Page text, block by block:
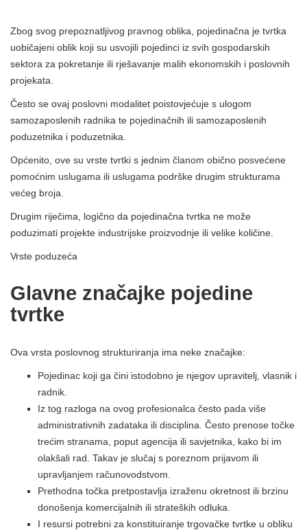
Zbog svog prepoznatljivog pravnog oblika, pojedinačna je tvrtka
uobičajeni oblik koji su usvojili pojedinci iz svih gospodarskih
sektora za pokretanje ili rješavanje malih ekonomskih i poslovnih
projekata.
Često se ovaj poslovni modalitet poistovjećuje s ulogom
samozaposlenih radnika te pojedinačnih ili samozaposlenih
poduzetnika i poduzetnika.
Općenito, ove su vrste tvrtki s jednim članom obično posvećene
pomoćnim uslugama ili uslugama podrške drugim strukturama
većeg broja.
Drugim riječima, logično da pojedinačna tvrtka ne može
poduzimati projekte industrijske proizvodnje ili velike količine.
Vrste poduzeća
Glavne značajke pojedine
tvrtke
Ova vrsta poslovnog strukturiranja ima neke značajke:
Pojedinac koji ga čini istodobno je njegov upravitelj, vlasnik i
radnik.
Iz tog razloga na ovog profesionalca često pada više
administrativnih zadataka ili disciplina. Često prenose točke
trećim stranama, poput agencija ili savjetnika, kako bi im
olakšali rad. Takav je slučaj s poreznom prijavom ili
upravljanjem računovodstvom.
Prethodna točka pretpostavlja izraženu okretnost ili brzinu
donošenja komercijalnih ili strateških odluka.
I resursi potrebni za konstituiranje trgovačke tvrtke u obliku